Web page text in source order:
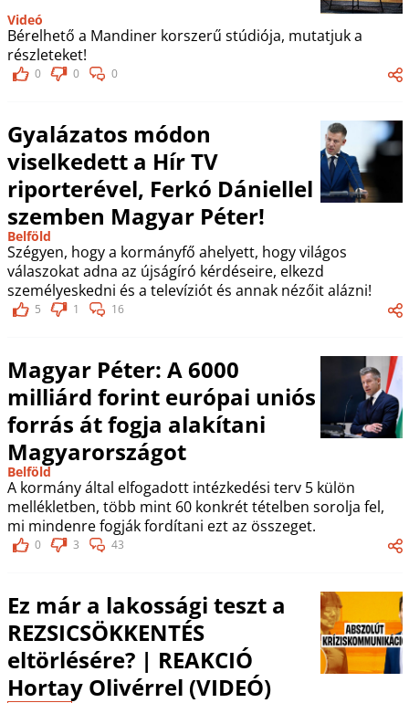
Videó
Bérelhető a Mandiner korszerű stúdiója, mutatjuk a
részleteket!
0 0 0
Gyalázatos módon
viselkedett a Hír TV
riporterével, Ferkó Dániellel
szemben Magyar Péter!
Belföld
Szégyen, hogy a kormányfő ahelyett, hogy világos
válaszokat adna az újságíró kérdéseire, elkezd
személyeskedni és a televíziót és annak nézőit alázni!
5 1 16
Magyar Péter: A 6000
milliárd forint európai uniós
forrás át fogja alakítani
Magyarországot
Belföld
A kormány által elfogadott intézkedési terv 5 külön
mellékletben, több mint 60 konkrét tételben sorolja fel,
mi mindenre fogják fordítani ezt az összeget.
0 3 43
Ez már a lakossági teszt a
REZSICSÖKKENTÉS
eltörlésére? | REAKCIÓ
Hortay Olivérrel (VIDEÓ)